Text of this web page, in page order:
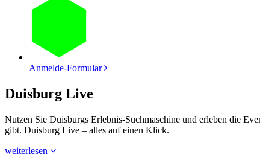
Anmelde-Formular
Duisburg Live
Nutzen Sie Duisburgs Erlebnis-Suchmaschine und erleben die
gibt. Duisburg Live – alles auf einen Klick.
weiterlesen